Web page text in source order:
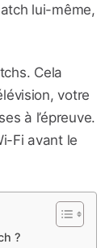
lui-même,
Cela
votre
à l’épreuve.
Fi avant le
?